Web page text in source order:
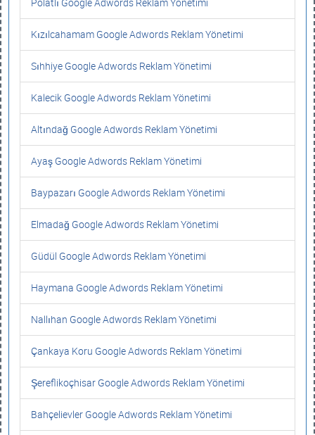
Kızılcahamam Google Adwords Reklam Yönetimi
Sıhhiye Google Adwords Reklam Yönetimi
Kalecik Google Adwords Reklam Yönetimi
Altındağ Google Adwords Reklam Yönetimi
Ayaş Google Adwords Reklam Yönetimi
Baypazarı Google Adwords Reklam Yönetimi
Elmadağ Google Adwords Reklam Yönetimi
Güdül Google Adwords Reklam Yönetimi
Haymana Google Adwords Reklam Yönetimi
Nallıhan Google Adwords Reklam Yönetimi
Çankaya Koru Google Adwords Reklam Yönetimi
Şereflikoçhisar Google Adwords Reklam Yönetimi
Bahçelievler Google Adwords Reklam Yönetimi